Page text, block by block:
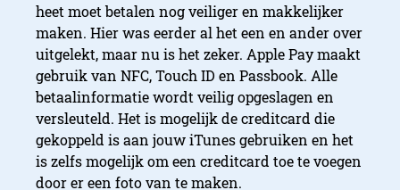
heet moet betalen nog veiliger en makkelijker
maken. Hier was eerder al het een en ander over
uitgelekt, maar nu is het zeker. Apple Pay maakt
gebruik van NFC, Touch ID en Passbook. Alle
betaalinformatie wordt veilig opgeslagen en
versleuteld. Het is mogelijk de creditcard die
gekoppeld is aan jouw iTunes gebruiken en het
is zelfs mogelijk om een creditcard toe te voegen
door er een foto van te maken.